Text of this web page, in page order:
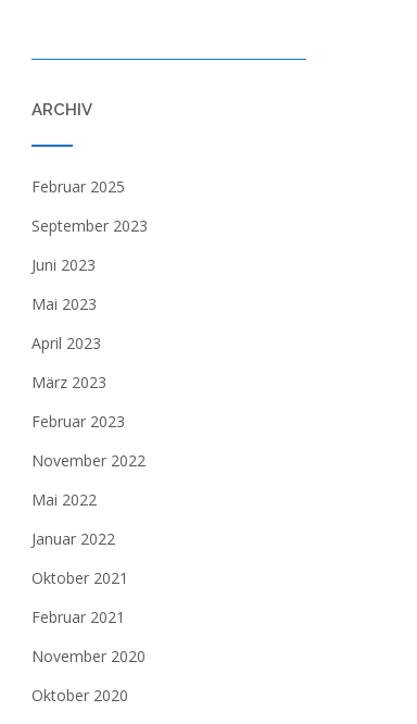
ARCHIV
Februar 2025
September 2023
Juni 2023
Mai 2023
April 2023
März 2023
Februar 2023
November 2022
Mai 2022
Januar 2022
Oktober 2021
Februar 2021
November 2020
Oktober 2020